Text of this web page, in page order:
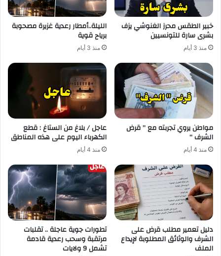
خبير الطقس محرز الغنوشي يزف
بشرى سارة للتونسيين
منذ 3 أيام
الليلة..أمطار رعدية غزيرة مصحوبة
برياح قوية
منذ 3 أيام
مواطن يروي تجربته مع ” قرض
الشرف “
منذ 4 أيام
عاجل / بلاغ من الستاغ : قطع
الكهرباء اليوم على هذه المناطق
منذ 4 أيام
دليل تعمير مطلب قرض على
الشرف والوثائق المطلوبة لإيداع
الملف
تطورات جوية عاجلة .. تقلبات
مرتقبة وسحب رعدية قادمة
تشمل 9 ولايات